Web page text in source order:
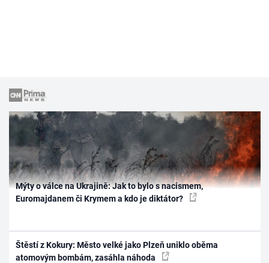
Mýty o válce na Ukrajině: Jak to bylo s nacismem,
Euromajdanem či Krymem a kdo je diktátor?
Štěstí z Kokury: Město velké jako Plzeň uniklo oběma
atomovým bombám, zasáhla náhoda